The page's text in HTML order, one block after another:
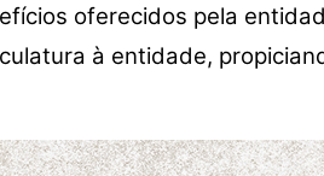
oferecidos pela
à entidade,